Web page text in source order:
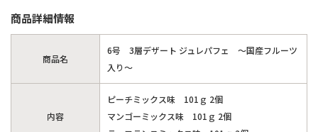
商品詳細情報
商品名
6号 3層デザート ジュレパフェ ～国産フルーツ
入り～
内容
ピーチミックス味 101ｇ 2個
マンゴーミックス味 101ｇ 2個